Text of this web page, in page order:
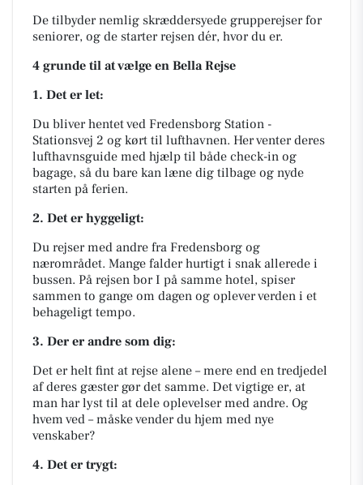
De tilbyder nemlig skræddersyede grupperejser for
seniorer, og de starter rejsen dér, hvor du er.
4 grunde til at vælge en Bella Rejse
1. Det er let:
Du bliver hentet ved Fredensborg Station -
Stationsvej 2 og kørt til lufthavnen. Her venter deres
lufthavnsguide med hjælp til både check-in og
bagage, så du bare kan læne dig tilbage og nyde
starten på ferien.
2. Det er hyggeligt:
Du rejser med andre fra Fredensborg og
nærområdet. Mange falder hurtigt i snak allerede i
bussen. På rejsen bor I på samme hotel, spiser
sammen to gange om dagen og oplever verden i et
behageligt tempo.
3. Der er andre som dig:
Det er helt fint at rejse alene – mere end en tredjedel
af deres gæster gør det samme. Det vigtige er, at
man har lyst til at dele oplevelser med andre. Og
hvem ved – måske vender du hjem med nye
venskaber?
4. Det er trygt: